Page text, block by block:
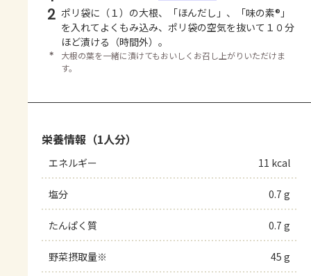
2 ポリ袋に（１）の大根、「ほんだし」、「味の素®」
を入れてよくもみ込み、ポリ袋の空気を抜いて１０分
ほど漬ける（時間外）。
＊
大根の葉を一緒に漬けてもおいしくお召し上がりいただけま
す。
栄養情報（1人分）
エネルギー 11 kcal
塩分 0.7 g
たんぱく質 0.7 g
野菜摂取量※ 45 g